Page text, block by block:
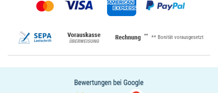
** ** Bonität vorausgesetzt